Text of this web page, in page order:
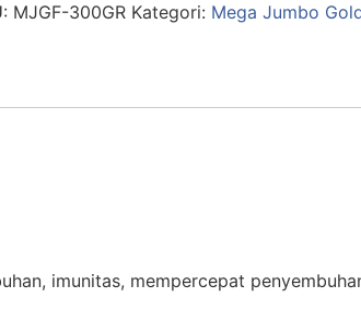
MJGF-300GR Kategori: Mega Jumbo
imunitas, mempercepat